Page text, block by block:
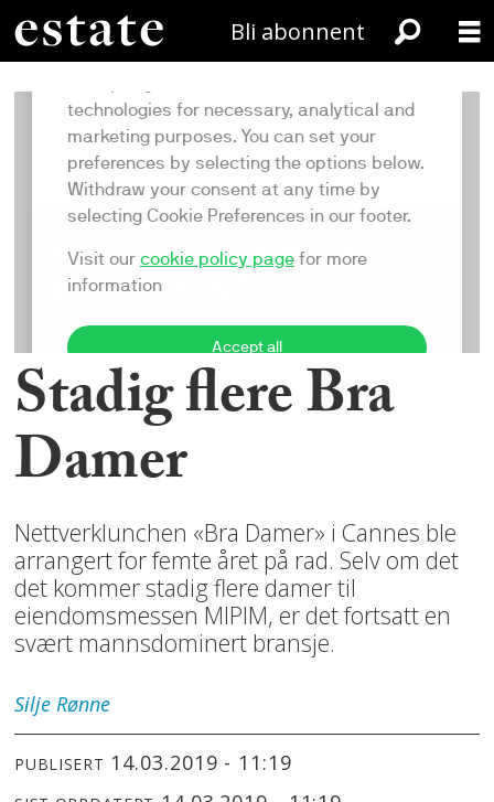
Bli abonnent
Stadig flere Bra
Damer
Nettverklunchen «Bra Damer» i Cannes ble
arrangert for femte året på rad. Selv om det
det kommer stadig flere damer til
eiendomsmessen MIPIM, er det fortsatt en
svært mannsdominert bransje.
Silje Rønne
PUBLISERT 14.03.2019 - 11:19